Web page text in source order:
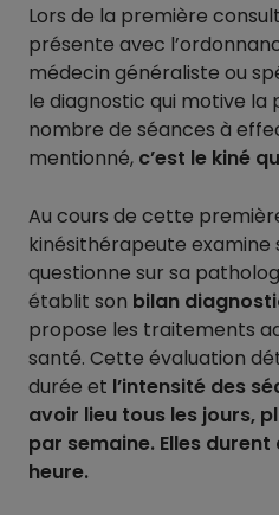
Lors de la première
présente avec
médecin généraliste ou
le diagnostic qui motive la
nombre de séances à
mentionné, c’est le kiné
Au cours de cette
kinésithérapeute
questionne sur sa
établit son bilan
propose les traitements
santé. Cette évaluation
durée et l’intensité des
avoir lieu tous les jours,
par semaine. Elles
heure.